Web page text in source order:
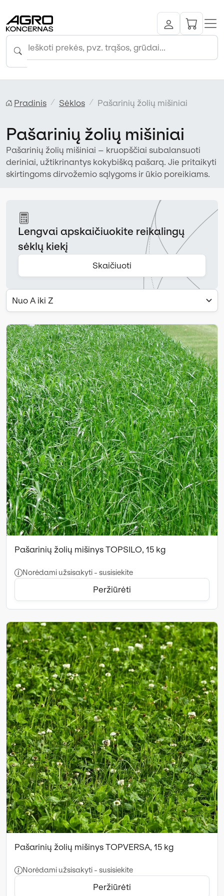
Pradinis Sėklos Pašarinių žolių mišiniai
Pašarinių žolių mišiniai
Pašarinių žolių mišiniai – kruopščiai subalansuoti
deriniai, užtikrinantys kokybišką pašarą. Jie pritaikyti
skirtingoms dirvožemio sąlygoms ir ūkio poreikiams.
Lengvai apskaičiuokite reikalingų
sėklų kiekį
Skaičiuoti
Nuo A iki Z
Pašarinių žolių mišinys TOPSILO, 15 kg
Norėdami užsisakyti - susisiekite
Peržiūrėti
Pašarinių žolių mišinys TOPVERSA, 15 kg
Norėdami užsisakyti - susisiekite
Peržiūrėti